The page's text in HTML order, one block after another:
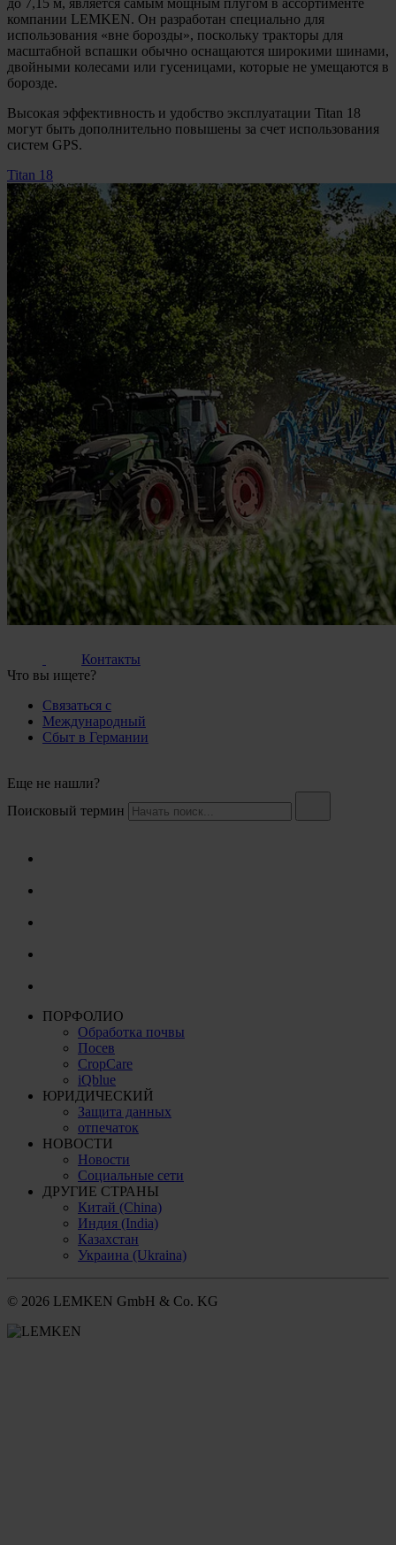
до 7,15 м, является самым мощным плугом в ассортименте
компании LEMKEN. Он разработан специально для
использования «вне борозды», поскольку тракторы для
масштабной вспашки обычно оснащаются широкими шинами,
двойными колесами или гусеницами, которые не умещаются в
борозде.
Высокая эффективность и удобство эксплуатации Titan 18
могут быть дополнительно повышены за счет использования
систем GPS.
Titan 18
Контакты
Что вы ищете?
Связаться с
Международный
Сбыт в Германии
Еще не нашли?
Поисковый термин
ПОРФОЛИО
Обработка почвы
Посев
CropCare
iQblue
ЮРИДИЧЕСКИЙ
Защита данных
отпечаток
НОВОСТИ
Новости
Социальные сети
ДРУГИЕ СТРАНЫ
Китай (China)
Индия (India)
Казахстан
Украина (Ukraina)
© 2026 LEMKEN GmbH & Co. KG